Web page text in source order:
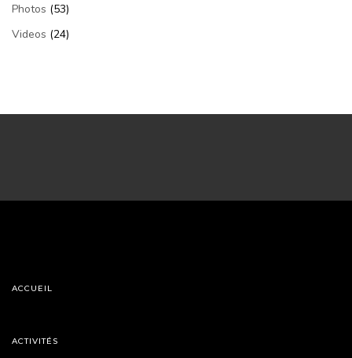
Photos (53)
Videos (24)
ACCUEIL
ACTIVITÉS